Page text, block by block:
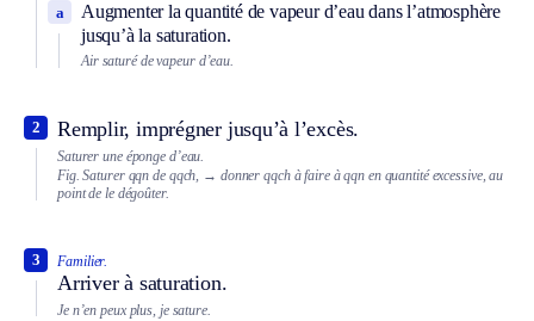
Augmenter la quantité de vapeur d’eau dans l’atmosphère
jusqu’à la saturation.
a
Air saturé de vapeur d’eau.
Remplir, imprégner jusqu’à l’excès.
2
Saturer une éponge d’eau.
Fig. Saturer qqn de qqch, → donner qqch à faire à qqn en quantité excessive, au
point de le dégoûter.
Familier.
Arriver à saturation.
3
Je n’en peux plus, je sature.